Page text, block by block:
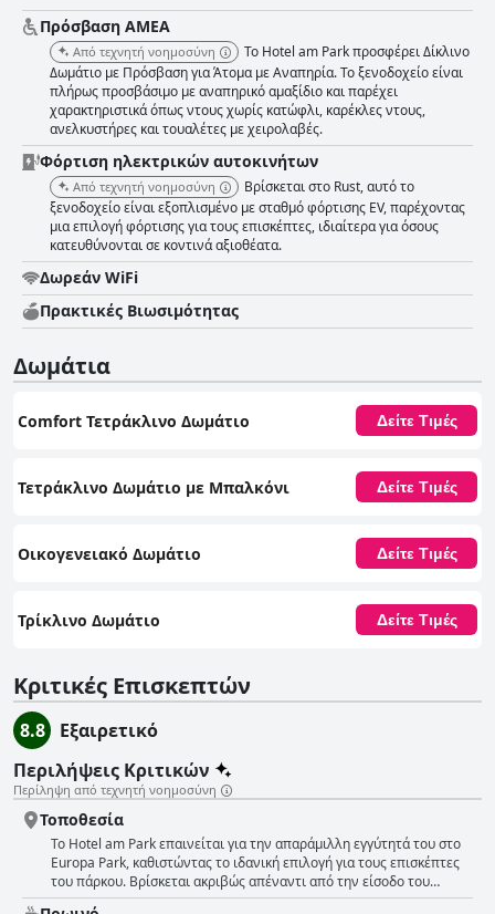
συνολική άνεση και ευκολία που προσφέρεται στους ταξιδιώτες. Οι
άφθονες και ασφαλείς εγκαταστάσεις στάθμευσης αποτελούν ένα ακόμη
σημαντικό πλεονέκτημα, με δωρεάν πάρκινγκ διαθέσιμο καθ' όλη τη
διάρκεια της διαμονής και εύκολη πρόσβαση σε κοντινά αξιοθέατα. Για
όσους αναζητούν μια φιλική προς την οικογένεια, καθαρή και άνετη
διαμονή, ενισχυμένη από μια εξαιρετική τοποθεσία και ανώτερη
εξυπηρέτηση, το Hotel am Park συνιστάται ανεπιφύλακτα,
προσφέροντας μια εξαιρετική σχέση ποιότητας-τιμής που συνεχίζει να
αφήνει μια μόνιμη εντύπωση στους επισκέπτες του.
Πρόσβαση ΑΜΕΑ
Από τεχνητή νοημοσύνη
Το Hotel am Park προσφέρει Δίκλινο
Δωμάτιο με Πρόσβαση για Άτομα με Αναπηρία. Το ξενοδοχείο είναι
πλήρως προσβάσιμο με αναπηρικό αμαξίδιο και παρέχει
χαρακτηριστικά όπως ντους χωρίς κατώφλι, καρέκλες ντους,
ανελκυστήρες και τουαλέτες με χειρολαβές.
Φόρτιση ηλεκτρικών αυτοκινήτων
Από τεχνητή νοημοσύνη
Βρίσκεται στο Rust, αυτό το
ξενοδοχείο είναι εξοπλισμένο με σταθμό φόρτισης EV, παρέχοντας
μια επιλογή φόρτισης για τους επισκέπτες, ιδιαίτερα για όσους
κατευθύνονται σε κοντινά αξιοθέατα.
Δωρεάν WiFi
Πρακτικές Bιωσιμότητας
Δωμάτια
Comfort Τετράκλινο Δωμάτιο Δείτε Τιμές
Τετράκλινο Δωμάτιο με Μπαλκόνι Δείτε Τιμές
Οικογενειακό Δωμάτιο Δείτε Τιμές
Τρίκλινο Δωμάτιο Δείτε Τιμές
Κριτικές Επισκεπτών
8.8
Εξαιρετικό
Περιλήψεις Κριτικών
Περίληψη από τεχνητή νοημοσύνη
Τοποθεσία
Το Hotel am Park επαινείται για την απαράμιλλη εγγύτητά του στο
Europa Park, καθιστώντας το ιδανική επιλογή για τους επισκέπτες
του πάρκου. Βρίσκεται ακριβώς απέναντι από την είσοδο του
πάρκου, και οι επισκέπτες απολαμβάνουν την ευκολία μιας